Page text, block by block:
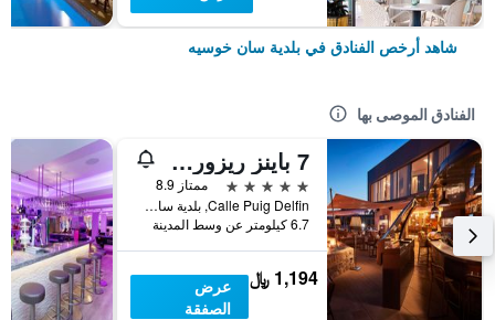
شاهد أرخص الفنادق في بلدية سان خوسيه
الفنادق الموصى بها
7 باينز ريزورت إبيزا، جزء من وجهة السفر من شركة حياة
5 نجوم
ممتاز 8.9
Calle Puig Delfin, بلدية سان خوسيه, إيبيزا, أسبانيا
6.7 كيلومتر عن وسط المدينة
1,194 ﷼
عرض
الصفقة